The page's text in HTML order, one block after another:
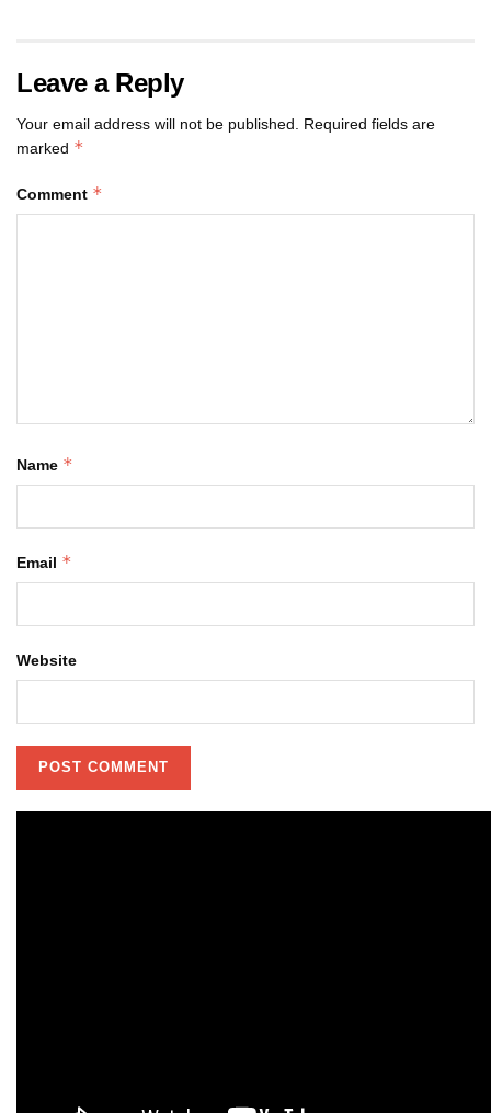
Leave a Reply
Your email address will not be published. Required fields are
marked *
Comment *
Name *
Email *
Website